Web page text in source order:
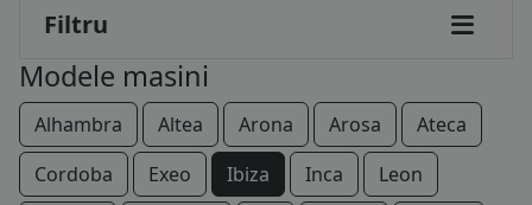
MARCA AUTO
BLOG
B2B - COLABORARE COMPANII
CONT
Filtru
Modele masini
Alhambra Altea Arona Arosa
Ateca
Cordoba
Exeo Ibiza Inca
Leon
165/70R14
175/70R14
185/60R14
185/70R14